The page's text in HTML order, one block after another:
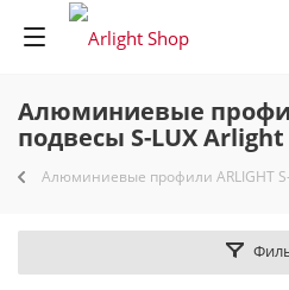
Алюминиевые
подвесы S-LUX
Алюминиевые профили ARLIGHT